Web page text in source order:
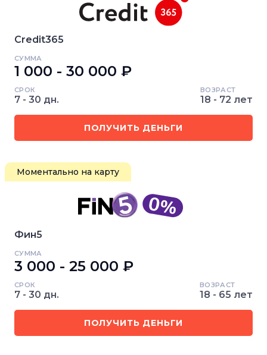
Credit365
СУММА
1 000 - 30 000 ₽
СРОК
7 - 30 дн.
ВОЗРАСТ
18 - 72 лет
ПОЛУЧИТЬ ДЕНЬГИ
Моментально на карту
Фин5
СУММА
3 000 - 25 000 ₽
СРОК
7 - 30 дн.
ВОЗРАСТ
18 - 65 лет
ПОЛУЧИТЬ ДЕНЬГИ